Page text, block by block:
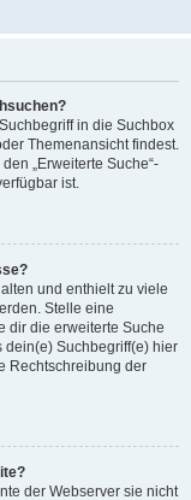
in die Suchbox
Themenansicht findest.
„Erweiterte Suche“-
ist.
und enthielt zu viele
Stelle eine
dir die erweiterte Suche
dein(e) Suchbegriff(e) hier
Rechtschreibung der
der Webserver sie nicht